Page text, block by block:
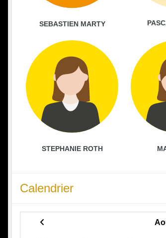
SEBASTIEN MARTY
STEPHANIE ROTH
Calendrier